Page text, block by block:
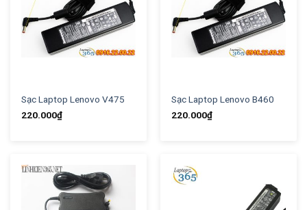
Sạc Laptop Lenovo V475
220.000₫
Sạc Laptop Lenovo B460
220.000₫